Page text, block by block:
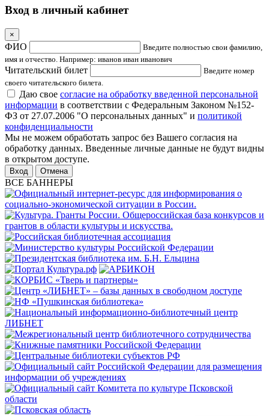
Вход в личный кабинет
×
ФИО
Введите полностью свои фамилию,
имя и отчество. Например: иванов иван иванович
Читательский билет
Введите номер
своего читательского билета.
Даю свое согласие на обработку введенной персональной
информации в соответствии с Федеральным Законом №152-
ФЗ от 27.07.2006 "О персональных данных" и политикой
конфиденциальности
Мы не можем обработать запрос без Вашего согласия на
обработку данных. Введенные личные данные не будут видны
в открытом доступе.
Отмена
ВСЕ БАННЕРЫ